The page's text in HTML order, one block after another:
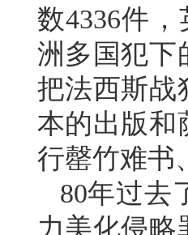
数4336件
洲多国犯下
把法西斯战
本的出版和
行罄竹难书
80年过去
力美化侵